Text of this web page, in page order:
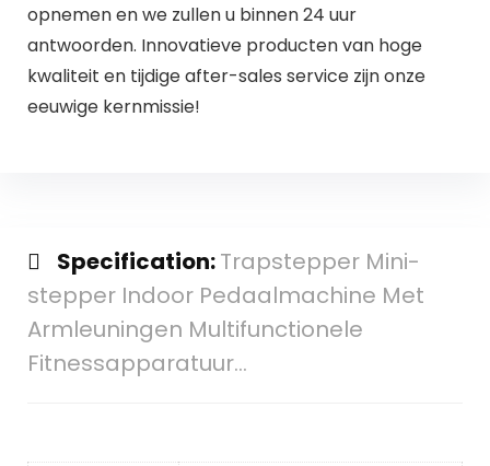
opnemen en we zullen u binnen 24 uur
antwoorden. Innovatieve producten van hoge
kwaliteit en tijdige after-sales service zijn onze
eeuwige kernmissie!
Specification:Trapstepper Mini-
stepper Indoor Pedaalmachine Met
Armleuningen Multifunctionele
Fitnessapparatuur…